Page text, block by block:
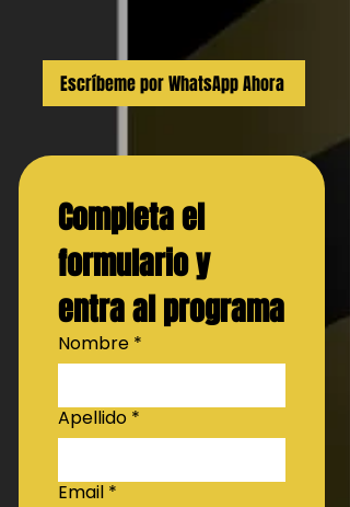
Escríbeme por WhatsApp Ahora
Completa el
formulario y
entra al programa
Nombre *
Apellido *
Email *